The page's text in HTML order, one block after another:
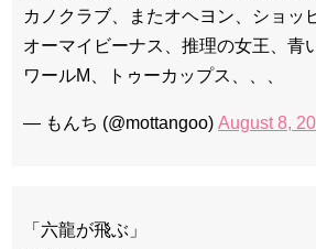
カノクラブ、またオヘヨン、ショッ
オーマイビーナス、推理の女王、青
ワールM、トゥーカップス、、、
— もんち (@mottangoo) August 8,
「六龍が飛ぶ」